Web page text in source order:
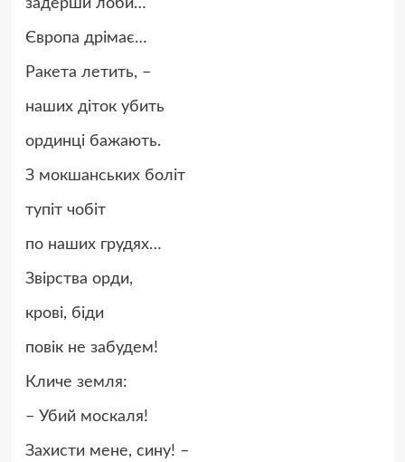
задерши лоби…
Європа дрімає…
Ракета летить, –
наших діток убить
ординці бажають.
З мокшанських боліт
тупіт чобіт
по наших грудях…
Звірства орди,
крові, біди
повік не забудем!
Кличе земля:
– Убий москаля!
Захисти мене, сину! –